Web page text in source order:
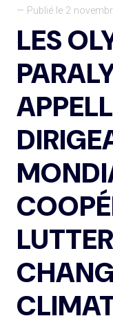
— Publié le 2
LES